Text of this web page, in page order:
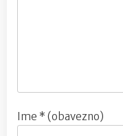
Ime * (obavezno)